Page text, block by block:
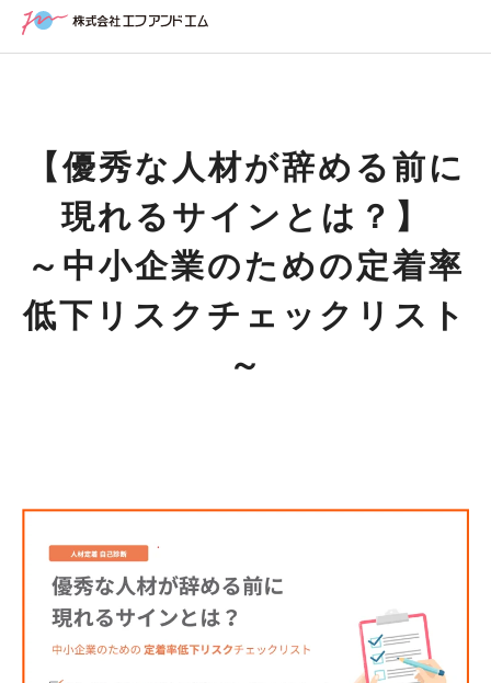
【優秀な人材が辞める前に
現れるサインとは？】
～中小企業のための定着率
低下リスクチェックリスト
～